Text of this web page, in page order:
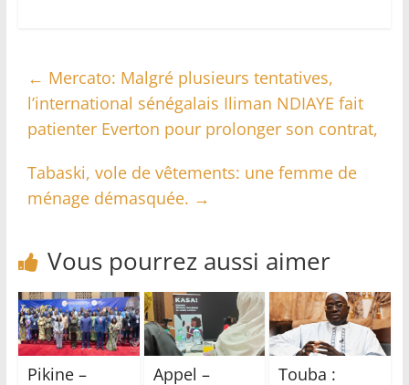
← Mercato: Malgré plusieurs tentatives,
l’international sénégalais Iliman NDIAYE fait
patienter Everton pour prolonger son contrat,
Tabaski, vole de vêtements: une femme de
ménage démasquée. →
Vous pourrez aussi aimer
Pikine –
Appel –
Touba :